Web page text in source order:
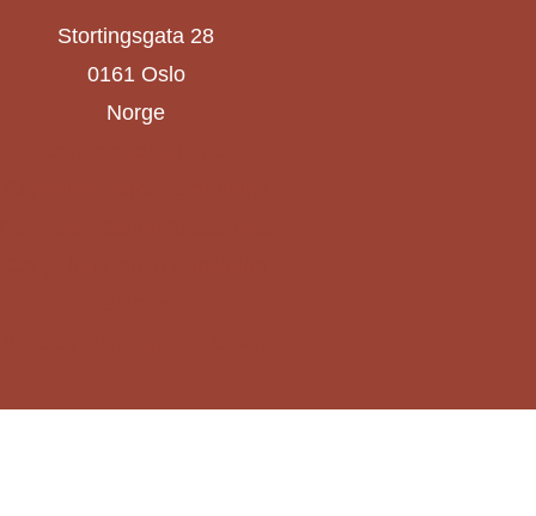
Stortingsgata 28
0161 Oslo
Norge